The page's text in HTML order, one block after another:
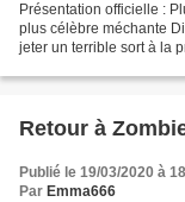
Présentation officielle :
plus célèbre méchante
jeter un terrible sort à la
Retour à
Publié le 19/03/2020 à
Par Emma666